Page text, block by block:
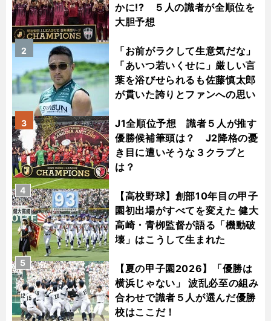
かに!? ５人の識者が全順位を
大胆予想
「お前がラクして生意気だな」
「あいつ若いくせに」厳しい言
葉を浴びせられるも佐藤慎太郎
が貫いた誇りとファンへの思い
2
J1全順位予想 識者５人が推す
優勝候補筆頭は？ J2降格の憂
き目に遭いそうな３クラブと
は？
3
【高校野球】創部10年目の甲子
園初出場がすべてを変えた 健大
高崎・青栁監督が語る「機動破
壊」はこうして生まれた
4
【夏の甲子園2026】「優勝は
横浜じゃない」 波乱必至の組み
合わせで識者５人が選んだ優勝
校はここだ！
5